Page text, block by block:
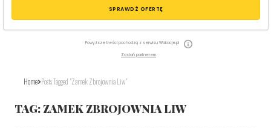
SPRAWDŹ OFERTĘ
Powyższe treści pochodzą z serwisu Wakacje.pl
Zostań partnerem
Home Posts Tagged "Zamek Zbrojownia Liw"
TAG: ZAMEK ZBROJOWNIA LIW